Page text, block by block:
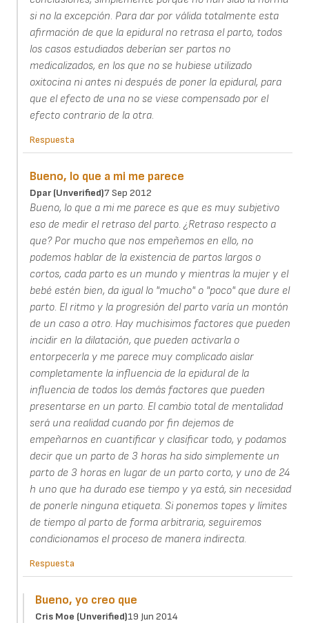
si no la excepción. Para dar por válida totalmente esta
afirmación de que la epidural no retrasa el parto, todos
los casos estudiados deberían ser partos no
medicalizados, en los que no se hubiese utilizado
oxitocina ni antes ni después de poner la epidural, para
que el efecto de una no se viese compensado por el
efecto contrario de la otra.
Respuesta
Bueno, lo que a mi me parece
Dpar (unverified)7 Sep 2012
Bueno, lo que a mi me parece es que es muy subjetivo
eso de medir el retraso del parto. ¿Retraso respecto a
que? Por mucho que nos empeñemos en ello, no
podemos hablar de la existencia de partos largos o
cortos, cada parto es un mundo y mientras la mujer y el
bebé estén bien, da igual lo "mucho" o "poco" que dure el
parto. El ritmo y la progresión del parto varía un montón
de un caso a otro. Hay muchisimos factores que pueden
incidir en la dilatación, que pueden activarla o
entorpecerla y me parece muy complicado aislar
completamente la influencia de la epidural de la
influencia de todos los demás factores que pueden
presentarse en un parto. El cambio total de mentalidad
será una realidad cuando por fin dejemos de
empeñarnos en cuantificar y clasificar todo, y podamos
decir que un parto de 3 horas ha sido simplemente un
parto de 3 horas en lugar de un parto corto, y uno de 24
h uno que ha durado ese tiempo y ya está, sin necesidad
de ponerle ninguna etiqueta. Si ponemos topes y límites
de tiempo al parto de forma arbitraria, seguiremos
condicionamos el proceso de manera indirecta.
Respuesta
Bueno, yo creo que
Cris Moe (unverified)19 Jun 2014